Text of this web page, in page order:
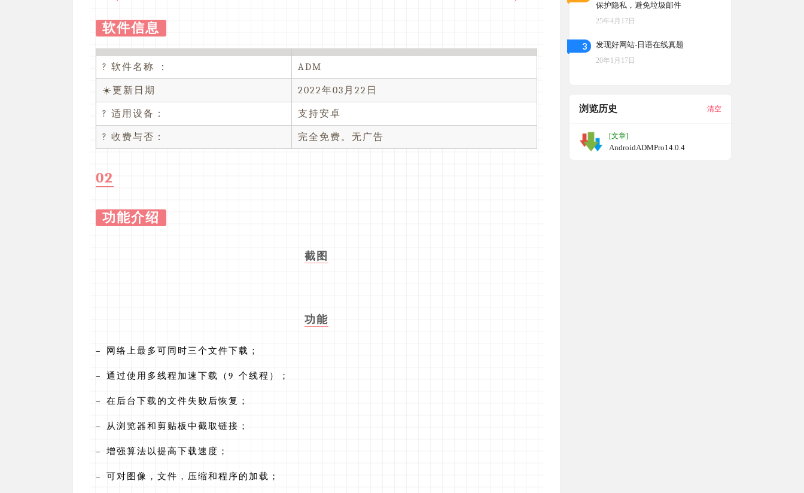
软件信息
? 软件名称 ： ADM
☀️更新日期 2022年03月22日
? 适用设备： 支持安卓
? 收费与否： 完全免费。无广告
02
功能介绍
截图
功能
– 网络上最多可同时三个文件下载；
– 通过使用多线程加速下载（9 个线程）；
– 在后台下载的文件失败后恢复；
– 从浏览器和剪贴板中截取链接；
– 增强算法以提高下载速度；
– 可对图像，文件，压缩和程序的加载；
保护隐私，避免垃圾邮件
25年4月17日
3 发现好网站-日语在线真题
20年1月17日
浏览历史 清空
[文章]
AndroidADMPro14.0.4